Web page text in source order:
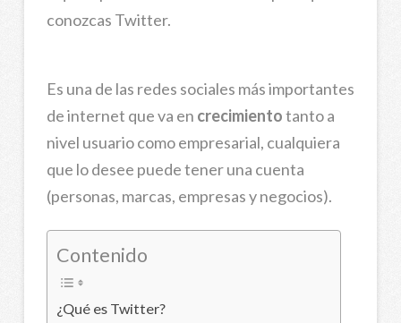
conozcas Twitter.
Es una de las redes sociales más importantes
de internet que va en crecimientotanto a
nivel usuario como empresarial, cualquiera
que lo desee puede tener una cuenta
(personas, marcas, empresas y negocios).
Contenido
¿Qué es Twitter?